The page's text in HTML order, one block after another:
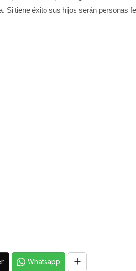
Si tiene éxito sus hijos serán personas
Whatsapp